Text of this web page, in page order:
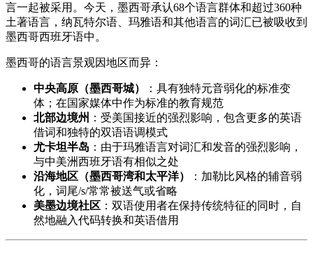
言一起被采用。今天，墨西哥承认68个语言群体和超过360种
土著语言，纳瓦特尔语、玛雅语和其他语言的词汇已被吸收到
墨西哥西班牙语中。
墨西哥的语言景观因地区而异：
中央高原（墨西哥城）
：具有独特元音弱化的标准变
体；在国家媒体中作为标准的教育规范
北部边境州 ：受美国接近的强烈影响，包含更多的英语
借词和独特的双语语调模式
尤卡坦半岛 ：由于玛雅语言对词汇和发音的强烈影响，
与中美洲西班牙语有相似之处
沿海地区（墨西哥湾和太平洋）
：加勒比风格的辅音弱
化，词尾/s/常常被送气或省略
美墨边境社区 ：双语使用者在保持传统特征的同时，自
然地融入代码转换和英语借用